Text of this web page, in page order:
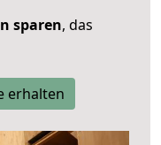
sparen, das
erhalten